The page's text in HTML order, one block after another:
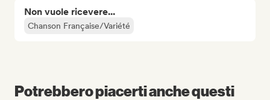
Non vuole ricevere...
Chanson Française/Variété
Potrebbero piacerti anche questi